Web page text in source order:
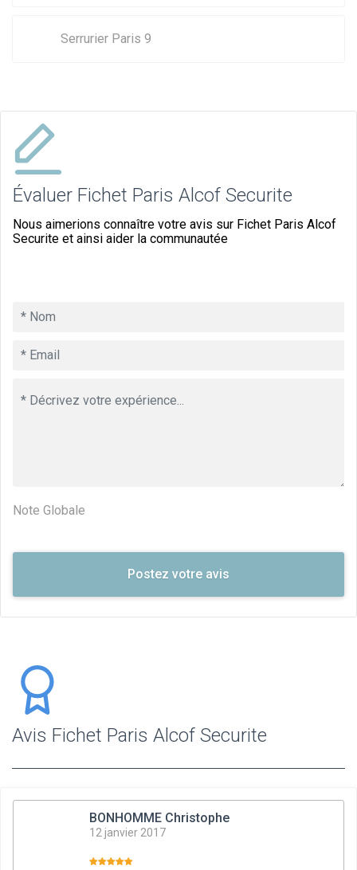
Serrurier Paris 9
Évaluer Fichet Paris Alcof Securite
Nous aimerions connaître votre avis sur Fichet Paris Alcof
Securite et ainsi aider la communautée
Note Globale
Avis Fichet Paris Alcof Securite
BONHOMME Christophe
12 janvier 2017